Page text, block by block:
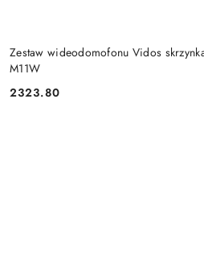
Zestaw wideodomofonu Vidos
M11W
Cena:
2323.80